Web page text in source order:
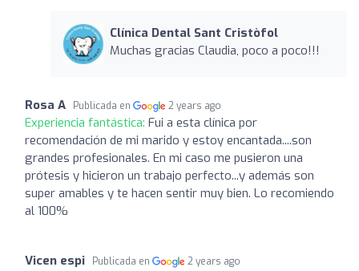
Clínica Dental Sant Cristòfol
Muchas gracias Claudia, poco a poco!!!
Rosa A Publicada en 2 years ago
Experiencia fantástica: Fui a esta clínica por
recomendación de mi marido y estoy encantada....son
grandes profesionales. En mi caso me pusieron una
prótesis y hicieron un trabajo perfecto...y además son
super amables y te hacen sentir muy bien. Lo recomiendo
al 100%
Vicen espi Publicada en 2 years ago